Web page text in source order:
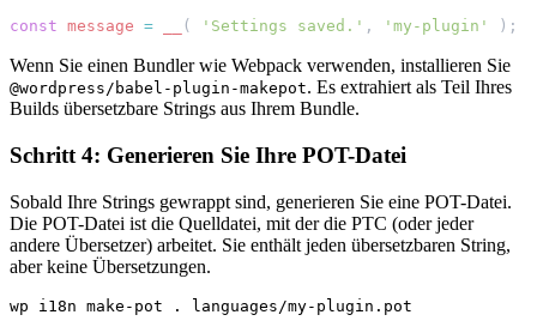
const message = ( 'Settings saved.' , 'my-plugin' );
Wenn Sie einen Bundler wie Webpack verwenden, installieren Sie
@wordpress/babel-plugin-makepot. Es extrahiert als Teil Ihres
Builds übersetzbare Strings aus Ihrem Bundle.
Schritt 4: Generieren Sie Ihre POT-Datei
Sobald Ihre Strings gewrappt sind, generieren Sie eine POT-Datei.
Die POT-Datei ist die Quelldatei, mit der die PTC (oder jeder
andere Übersetzer) arbeitet. Sie enthält jeden übersetzbaren String,
aber keine Übersetzungen.
wp i18n make-pot . languages/my-plugin.pot